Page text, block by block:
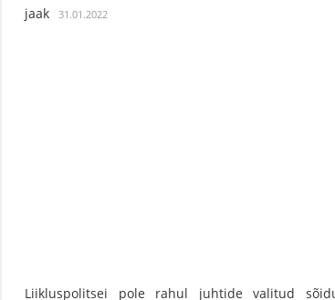
jaak 31.01.2022
Liikluspolitsei pole rahul juhtide valitud